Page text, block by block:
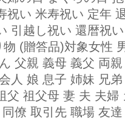
祝い 米寿祝い 定年
引越し祝い 還暦祝
物 (贈答品)対象女性
父親 義母 義父 両
人 娘 息子 姉妹 兄
父 祖父母 妻 夫 夫
僚 取引先 職場 友